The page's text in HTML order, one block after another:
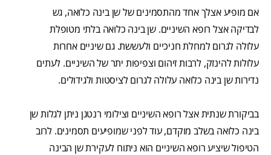
אם מופיע אצלך אחד מהתסמינים של שן בינה כלואה, גש
לבדיקה אצל רופא השיניים. שן בינה כלואה בלתי מטופלת
עלולה לגרום למחלת חניכיים ולעששת. גם שיניים אחרות
עלולות להינזק, לרבות זיהום וצפיפות יתר של השיניים. לעתים
נדירות שן בינה כלואה עלולה לגרום לציסטות ולגידולים.
בביקורת שנתית אצל רופא השיניים וצילומי רנטגן ניתן לגלות שן
בינה כלואה בשלב מוקדם, עוד לפני שמופיעים תסמינים. לרוב
הטיפול שיציע רופא השיניים הוא ניתוח לעקירת שן הבינה